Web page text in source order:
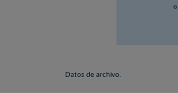
Datos de archivo.